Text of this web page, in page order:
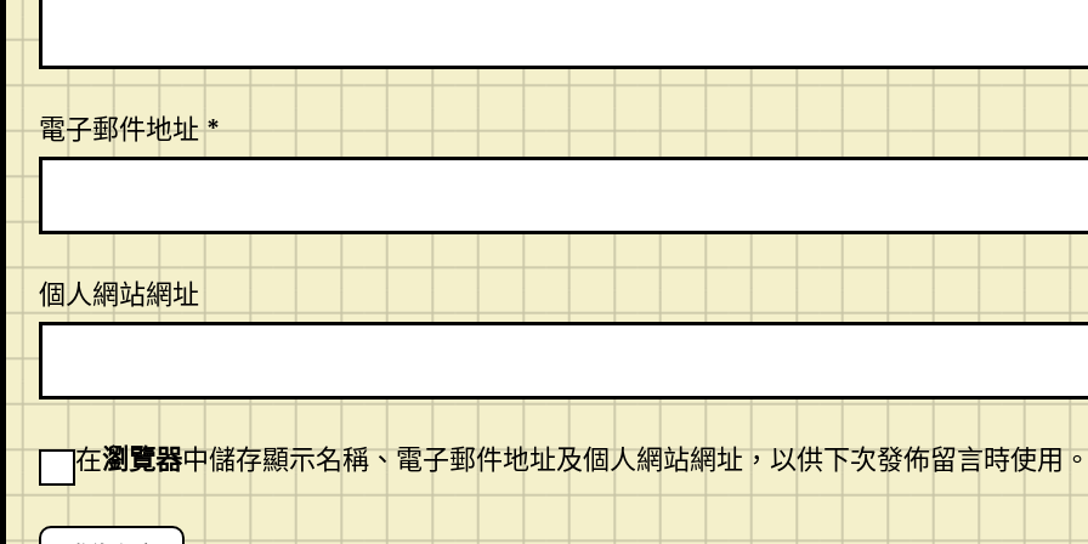
電子郵件地址*
個人網站網址
在瀏覽器中儲存顯示名稱、電子郵件地址及個人網站網址，以供下次發佈留言時使用